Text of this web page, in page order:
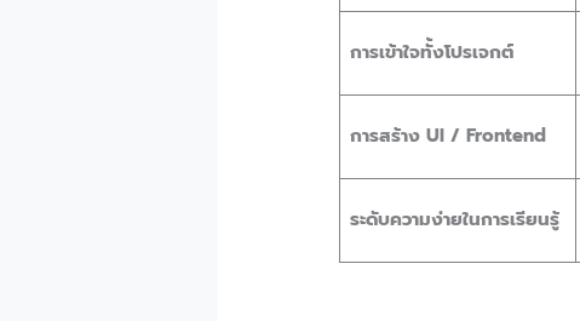
การเข้าใจทั้งโปรเจกต์
การสร้าง UI / Frontend
ระดับความง่ายในการเรียนรู้